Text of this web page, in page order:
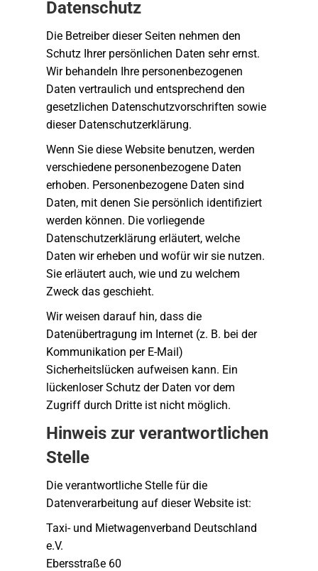
Datenschutz
Die Betreiber dieser Seiten nehmen den
Schutz Ihrer persönlichen Daten sehr ernst.
Wir behandeln Ihre personenbezogenen
Daten vertraulich und entsprechend den
gesetzlichen Datenschutzvorschriften sowie
dieser Datenschutzerklärung.
Wenn Sie diese Website benutzen, werden
verschiedene personenbezogene Daten
erhoben. Personenbezogene Daten sind
Daten, mit denen Sie persönlich identifiziert
werden können. Die vorliegende
Datenschutzerklärung erläutert, welche
Daten wir erheben und wofür wir sie nutzen.
Sie erläutert auch, wie und zu welchem
Zweck das geschieht.
Wir weisen darauf hin, dass die
Datenübertragung im Internet (z. B. bei der
Kommunikation per E-Mail)
Sicherheitslücken aufweisen kann. Ein
lückenloser Schutz der Daten vor dem
Zugriff durch Dritte ist nicht möglich.
Hinweis zur verantwortlichen
Stelle
Die verantwortliche Stelle für die
Datenverarbeitung auf dieser Website ist:
Taxi- und Mietwagenverband Deutschland
e.V.
Ebersstraße 60